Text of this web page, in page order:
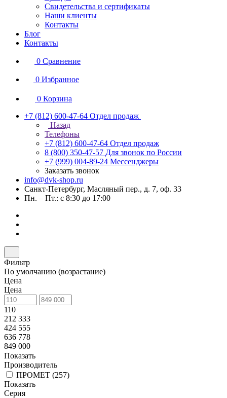
Свидетельства и сертификаты
Наши клиенты
Контакты
Блог
Контакты
0 Сравнение
0 Избранное
0 Корзина
+7 (812) 600-47-64 Отдел продаж
Назад
Телефоны
+7 (812) 600-47-64 Отдел продаж
8 (800) 350-47-57 Для звонок по России
+7 (999) 004-89-24 Мессенджеры
Заказать звонок
info@dvk-shop.ru
Санкт-Петербург, Масляный пер., д. 7, оф. 33
Пн. – Пт.: с 8:30 до 17:00
Фильтр
По умолчанию (возрастание)
Цена
Цена
110
212 333
424 555
636 778
849 000
Показать
Производитель
ПРОМЕТ (257)
Показать
Серия